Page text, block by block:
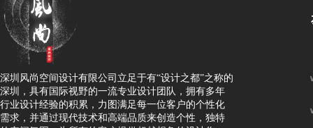
深圳风尚空间设计有限公司立足于有“设计之都”之称的
深圳，具有国际视野的一流专业设计团队，拥有多年
行业设计经验的积累，力图满足每一位客户的个性化
需求，并通过现代技术和高端品质来创造个性，独特